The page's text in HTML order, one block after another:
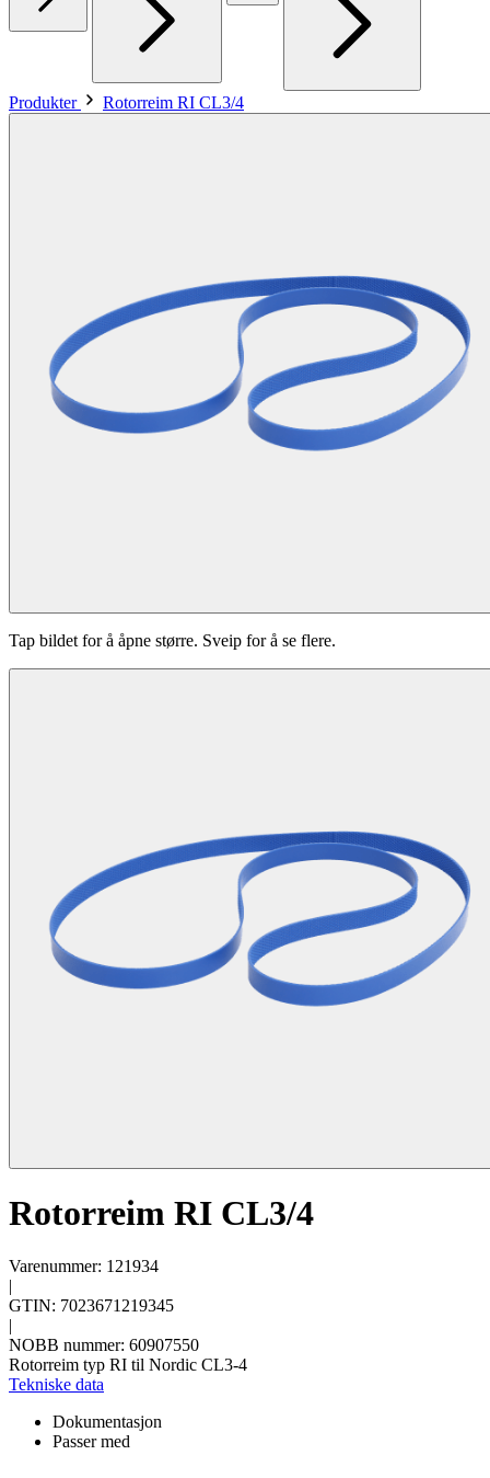
Produkter Rotorreim RI CL3/4
Tap bildet for å åpne større. Sveip for å se flere.
Rotorreim RI CL3/4
Varenummer: 121934
|
GTIN: 7023671219345
|
NOBB nummer: 60907550
Rotorreim typ RI til Nordic CL3-4
Tekniske data
Dokumentasjon
Passer med